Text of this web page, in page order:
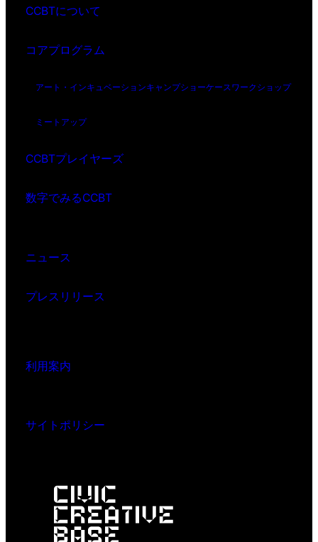
CCBTについて
コアプログラム
アート・インキュベーションキャンプショーケースワークショップ
ミートアップ
CCBTプレイヤーズ
数字でみるCCBT
ニュース
プレスリリース
利用案内
サイトポリシー